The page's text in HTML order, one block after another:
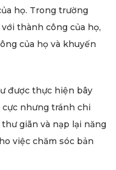
họ. Trong trường
thành công của họ,
của họ và khuyến
được thực hiện bây
nhưng tránh chi
giãn và nạp lại năng
việc chăm sóc bản